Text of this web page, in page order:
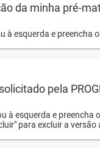
da minha pré-
à esquerda e
pela
à esquerda e
para excluir a